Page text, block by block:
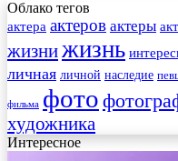
Облако тегов
актера актеров актеры
жизнижизнь
личная личной наследие
фильма фото
художника
Интересное